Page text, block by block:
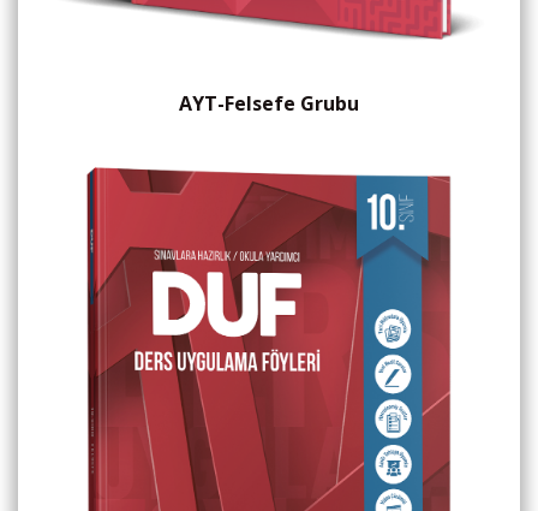
AYT-Felsefe Grubu